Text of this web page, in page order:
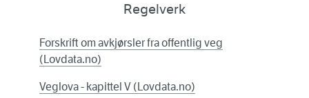
Regelverk
Forskrift om avkjørsler fra offentlig veg
(Lovdata.no)
Veglova - kapittel V (Lovdata.no)